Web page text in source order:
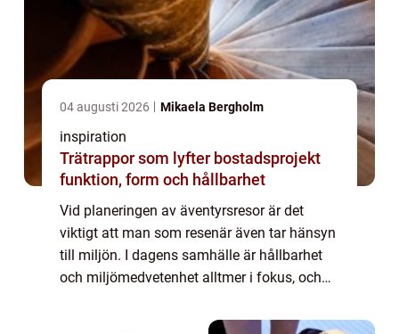
04 augusti 2026 Mikaela Bergholm
inspiration
Trätrappor som lyfter bostadsprojekt
funktion, form och hållbarhet
Vid planeringen av äventyrsresor är det
viktigt att man som resenär även tar hänsyn
till miljön. I dagens samhälle är hållbarhet
och miljömedvetenhet alltmer i fokus, och
när det kommer till att minska påve...